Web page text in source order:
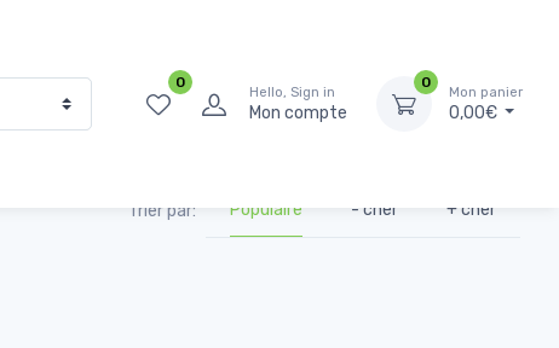
0
Hello, Sign in
Mon compte
0
Mon panier
0,00€
Trier par: Populaire - cher + cher